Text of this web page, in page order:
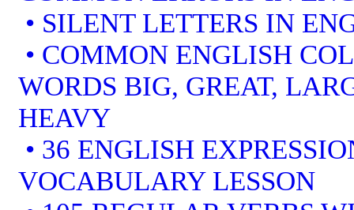
• SILENT LETTERS IN
• COMMON ENGLISH
WORDS BIG, GREAT,
HEAVY
• 36 ENGLISH
VOCABULARY LESSON